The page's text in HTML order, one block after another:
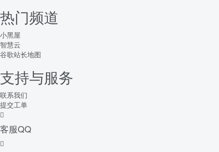
热门频道
小黑屋
智慧云
谷歌站长地图
支持与服务
联系我们
提交工单
客服QQ